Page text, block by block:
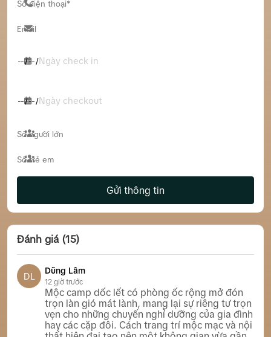
Ngày check in
Ngày checkout
Gửi thông tin
Đánh giá (15)
DL
Dũng Lâm
12 giờ trước
Mộc camp dốc lết có phòng ốc rộng mở đón
trọn làn gió mát lành, mang lại sự riêng tư trọn
vẹn cho những chuyến nghỉ dưỡng của gia đình
hay các cặp đôi. Cách trang trí mộc mạc và nội